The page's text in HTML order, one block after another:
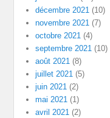
décembre 2021 (10)
novembre 2021 (7)
octobre 2021 (4)
septembre 2021 (10)
août 2021 (8)
juillet 2021 (5)
juin 2021 (2)
mai 2021 (1)
avril 2021 (2)